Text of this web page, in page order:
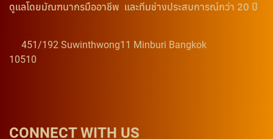
ดูแลโดยมัณฑนากรมืออาชีพ และทีมช่างประสบการณ์กว่า 20 ปี
451/192 Suwinthwong11 Minburi Bangkok
10510
CONNECT WITH US